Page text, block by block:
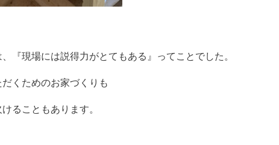
『現場には説得力がとてもある』ってことでした。
くためのお家づくりも
ることもあります。